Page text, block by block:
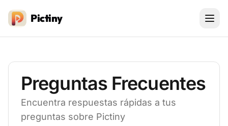
Pictiny
Preguntas Frecuentes
Encuentra respuestas rápidas a tus
preguntas sobre Pictiny